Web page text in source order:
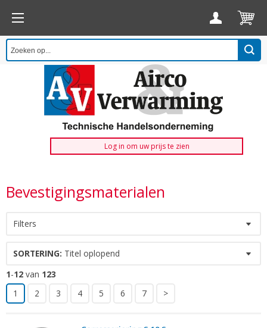
Log in om uw prijs te zien
Bevestigingsmaterialen
Filters
SORTERING: Titel oplopend
1-12 van 123
1
2 3 4 5 6 7 >